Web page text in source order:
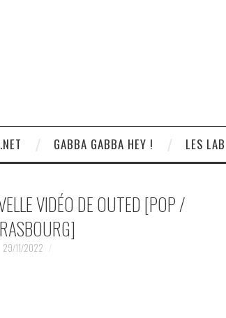
GABBA GABBA HEY ! LES
VIDÉO DE OUTED [POP /
29/11/2022